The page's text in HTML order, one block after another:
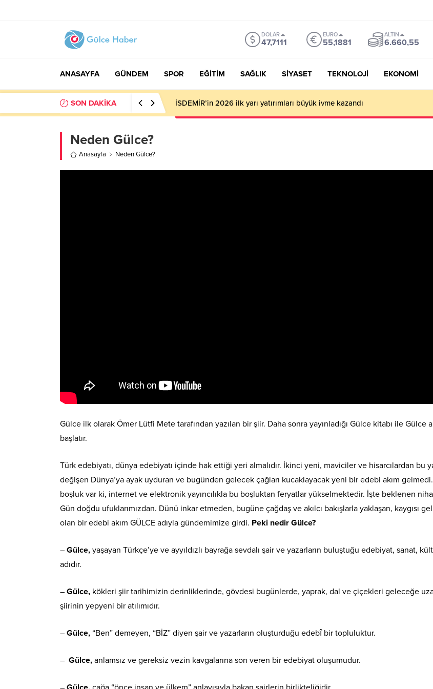
DOLAR
47,7111
EURO
55,1881
ALTIN
6.660,55
ANASAYFA GÜNDEM SPOR EĞİTİM SAĞLIK SİYASET TEKNOLOJİ EKONOMİ
SON DAKİKA İSDEMİR’in 2026 ilk yarı yatırımları büyük ivme kazandı
Neden Gülce?
Anasayfa Neden Gülce?
Gülce ilk olarak Ömer Lütfi Mete tarafından yazılan bir şiir. Daha sonra yayınladığı Gülce kitabı ile Gülce
başlatır.
Türk edebiyatı, dünya edebiyatı içinde hak ettiği yeri almalıdır. İkinci yeni, maviciler ve hisarcılardan bu
değişen Dünya’ya ayak uyduran ve bugünden gelecek çağları kucaklayacak yeni bir edebi akım
boşluk var ki, internet ve elektronik yayıncılıkla bu boşluktan feryatlar yükselmektedir. İşte beklenen
Gün doğdu ufuklarımızdan. Dünü inkar etmeden, bugüne çağdaş ve akılcı bakışlarla yaklaşan, kaygısı
olan bir edebi akım GÜLCE adıyla gündemimize girdi. Peki nedir Gülce?
– Gülce, yaşayan Türkçe’ye ve ayyıldızlı bayrağa sevdalı şair ve yazarların buluştuğu edebiyat, sanat,
adıdır.
– Gülce, kökleri şiir tarihimizin derinliklerinde, gövdesi bugünlerde, yaprak, dal ve çiçekleri geleceğe
şiirinin yepyeni bir atılımıdır.
– Gülce, “Ben” demeyen, “BİZ” diyen şair ve yazarların oluşturduğu edebî bir topluluktur.
– Gülce, anlamsız ve gereksiz vezin kavgalarına son veren bir edebiyat oluşumudur.